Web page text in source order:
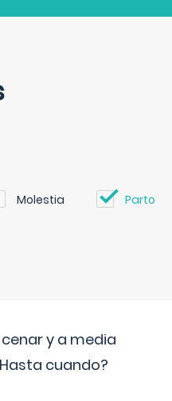
Molestia Parto
y a media
cuando?